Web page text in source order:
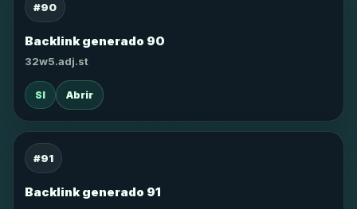
#90
Backlink generado 90
32w5.adj.st
SI Abrir
#91
Backlink generado 91